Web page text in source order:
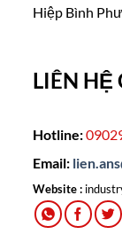
Hiệp Bình
LIÊN HỆ
Hotline:
Email:
Website :